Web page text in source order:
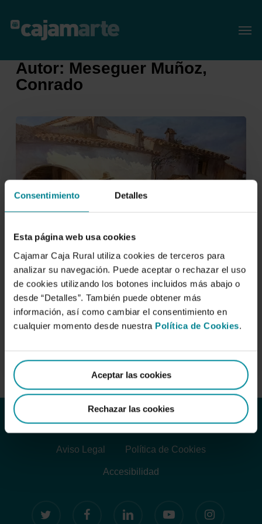
Consentimiento Detalles
Esta página web usa cookies
Cajamar Caja Rural utiliza cookies de terceros para
analizar su navegación. Puede aceptar o rechazar el uso
de cookies utilizando los botones incluidos más abajo o
desde “Detalles”. También puede obtener más
información, así como cambiar el consentimiento en
cualquier momento desde nuestra Política de Cookies.
Aceptar las cookies
Rechazar las cookies
contentAutor: Meseguer Muñoz,
Conrado
Meseguer Muñoz, Conrado
Descargando arroz
Aviso Legal Política de Cookies
Accesibilidad